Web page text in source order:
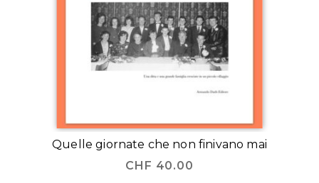
Quelle giornate che non finivano mai
CHF 40.00